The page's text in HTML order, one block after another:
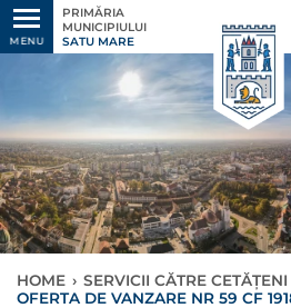
MENU
PRIMĂRIA
MUNICIPIULUI
SATU MARE
HOME › SERVICII CĂTRE CETĂȚENI
OFERTA DE VANZARE NR 59 CF